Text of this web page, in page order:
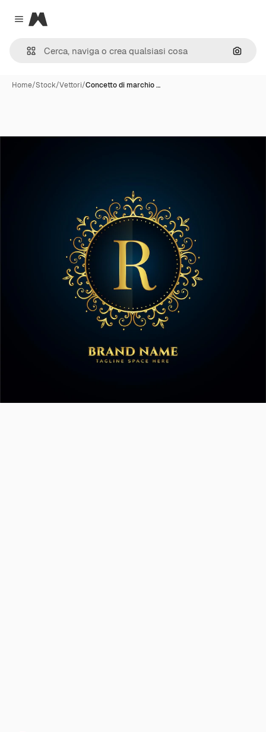
Close menu
Magnific
Cerca
Home/Stock/Vettori/Concetto di marchio …